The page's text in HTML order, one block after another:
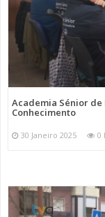
Academia Sénior de
Conhecimento
30 Janeiro 2025 0